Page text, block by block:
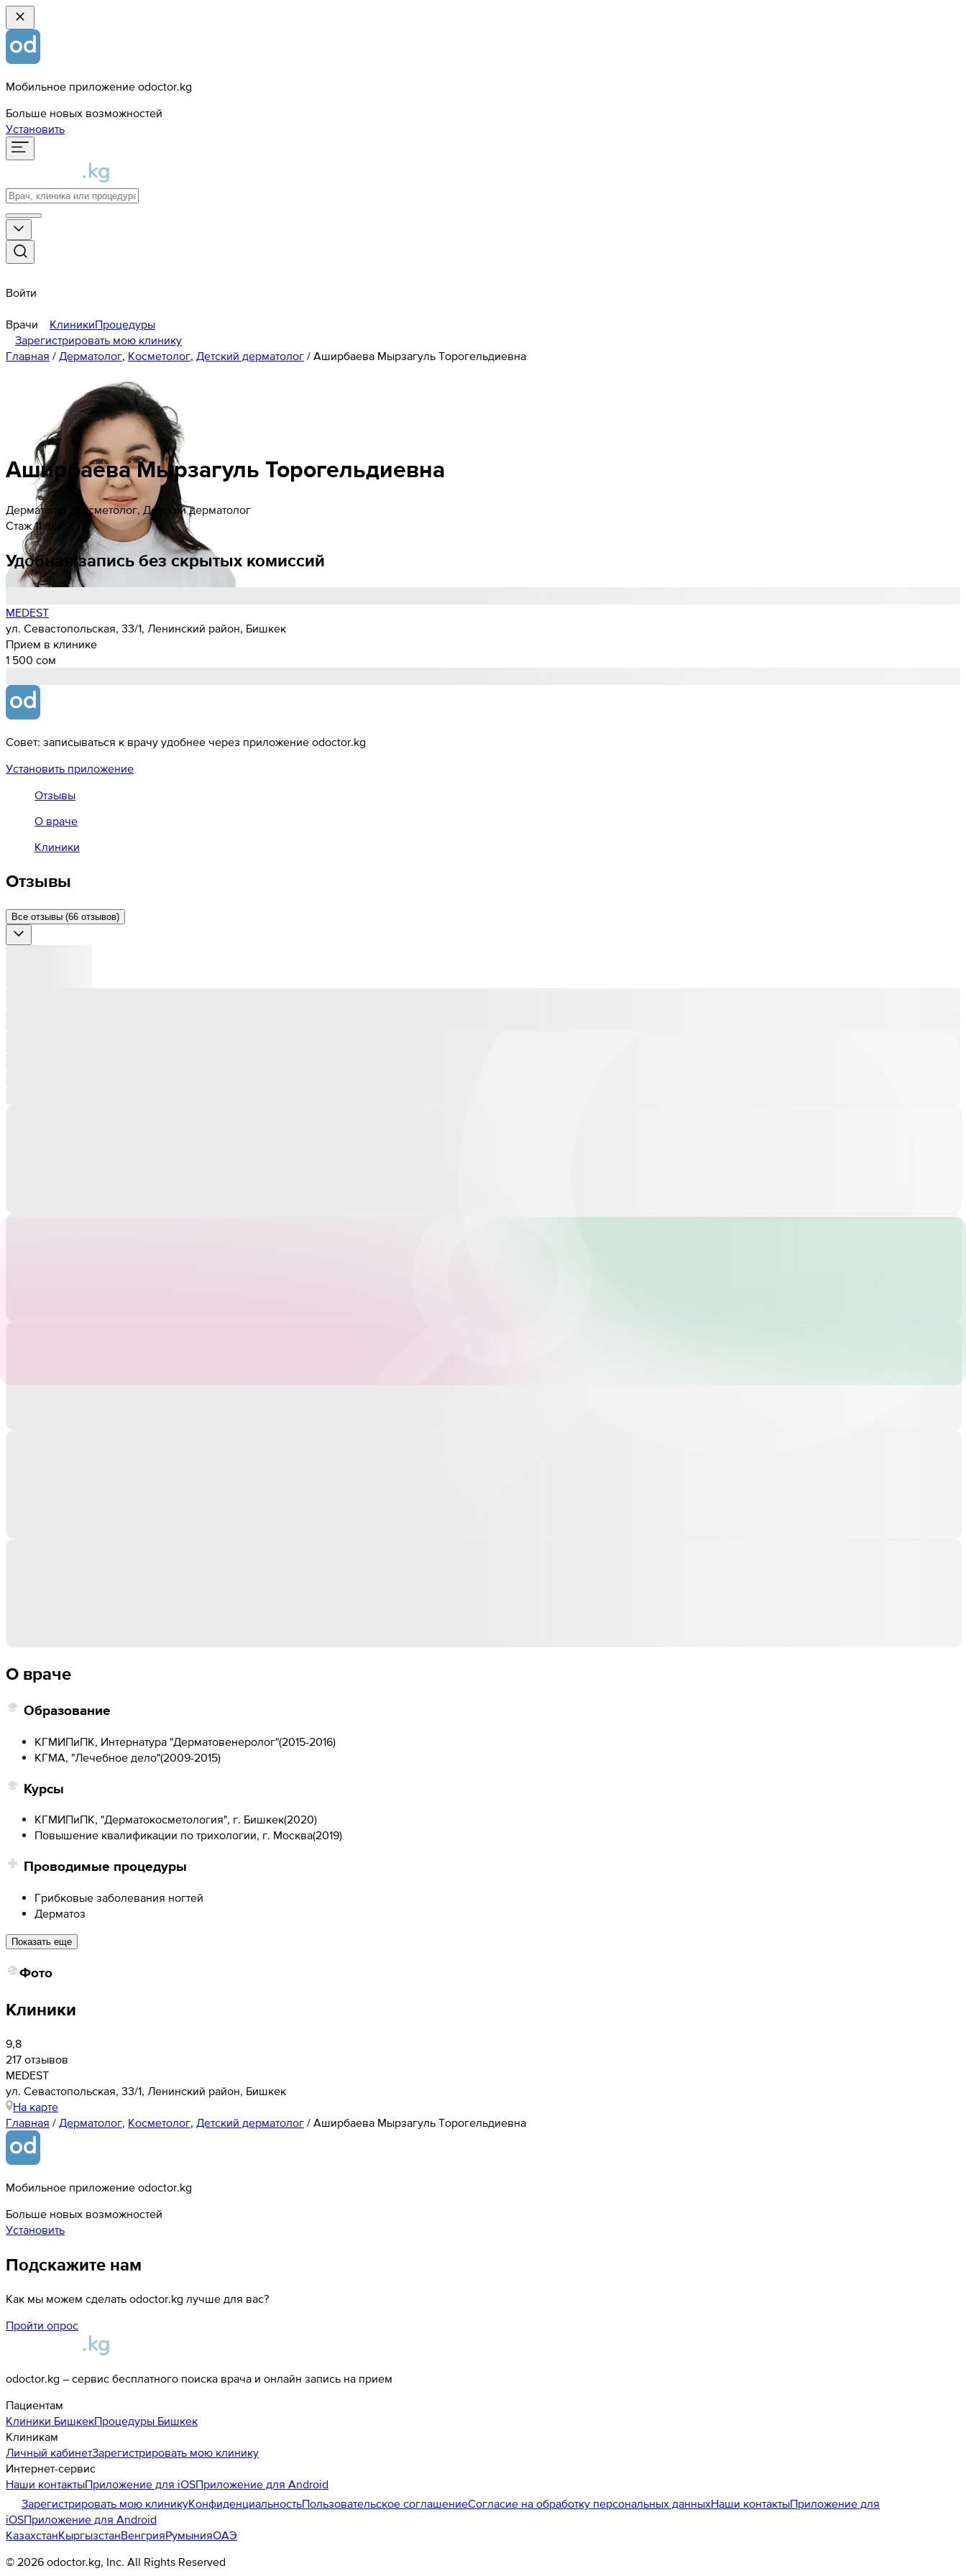
Мобильное приложение odoctor.kg
Больше новых возможностей
Установить
Войти
Врачи КлиникиПроцедуры
Зарегистрировать мою клинику
Главная / Дерматолог, Косметолог, Детский дерматолог / Аширбаева Мырзагуль Торогельдиевна
АширбаеваМырзагульТорогельдиевна
Дерматолог, Косметолог, Детский дерматолог
Стаж 11 лет
Удобная запись без скрытых комиссий
MEDEST
ул. Севастопольская, 33/1, Ленинский район, Бишкек
Прием в клинике
1 500 cом
Совет: записываться к врачу удобнее через приложение odoctor.kg
Установить приложение
Отзывы
О враче
Клиники
Отзывы
Все отзывы (66 отзывов)
О враче
Образование
КГМИПиПК, Интернатура "Дерматовенеролог"(2015-2016)
КГМА, "Лечебное дело"(2009-2015)
Курсы
КГМИПиПК, "Дерматокосметология", г. Бишкек(2020)
Повышение квалификации по трихологии, г. Москва(2019)
Проводимые процедуры
Грибковые заболевания ногтей
Дерматоз
Показать еще
Фото
Клиники
9,8
217 отзывов
MEDEST
ул. Севастопольская, 33/1, Ленинский район, Бишкек
На карте
Главная / Дерматолог, Косметолог, Детский дерматолог / Аширбаева Мырзагуль Торогельдиевна
Мобильное приложение odoctor.kg
Больше новых возможностей
Установить
Подскажите нам
Как мы можем сделать odoctor.kg лучше для вас?
Пройти опрос
odoctor.kg – сервис бесплатного поиска врача и онлайн запись на прием
Пациентам
Клиники БишкекПроцедуры Бишкек
Клиникам
Личный кабинетЗарегистрировать мою клинику
Интернет-сервис
Наши контактыПриложение для iOSПриложение для Android
Зарегистрировать мою клиникуКонфиденциальностьПользовательское соглашениеСогласие на обработку персональных данныхНаши контактыПриложение для
iOSПриложение для Android
КазахстанКыргызстанВенгрияРумынияОАЭ
© 2026 odoctor.kg, Inc. All Rights Reserved